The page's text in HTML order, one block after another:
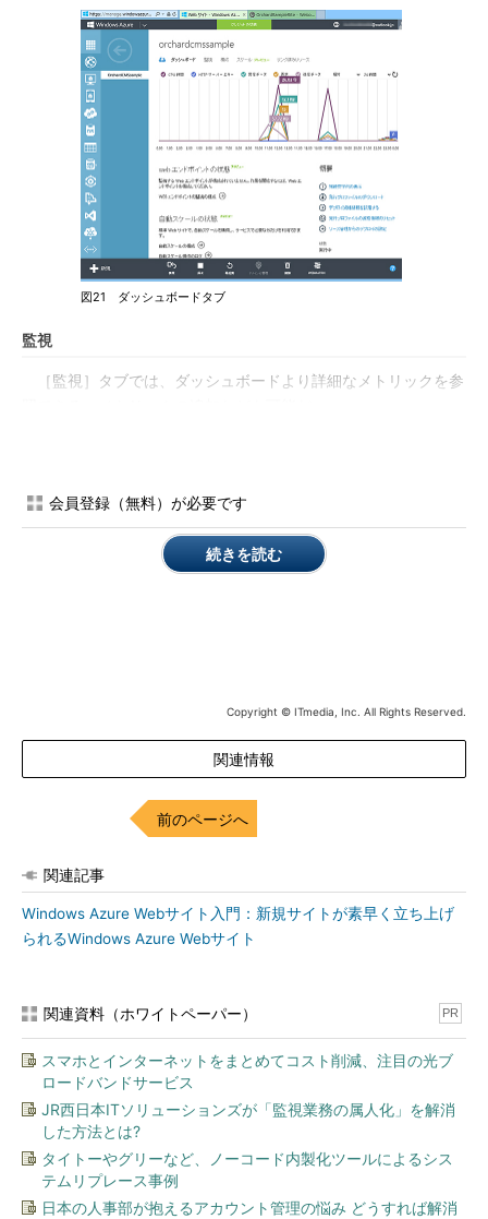
図21 ダッシュボードタブ
監視
［監視］タブでは、ダッシュボードより詳細なメトリックを参
［構成］タブではAzureWebサイトに関連するアプリの設定を
行える。.NET FrameworkやPHPのバージョン指定、
たIISで利用する「Web.config」のアプリ設定部分の編集などが
可能だ。データベースへの接続文字列などもこのページで変更で
きる。
会員登録（無料）が必要です
続きを読む
Copyright © ITmedia, Inc. All Rights Reserved.
関連情報
前のページへ
関連記事
Windows Azure Webサイト入門：新規サイトが素早く立ち上げ
られるWindows Azure Webサイト
関連資料（ホワイトペーパー） PR
スマホとインターネットをまとめてコスト削減、注目の光ブ
ロードバンドサービス
JR西日本ITソリューションズが「監視業務の属人化」を解消
した方法とは?
タイトーやグリーなど、ノーコード内製化ツールによるシス
テムリプレース事例
日本の人事部が抱えるアカウント管理の悩み どうすれば解消